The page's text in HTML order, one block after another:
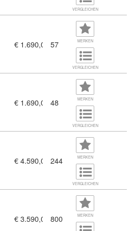
VERGLEICHEN
€ 1.690,00 57 MERKEN
VERGLEICHEN
€ 1.690,00 48 MERKEN
VERGLEICHEN
€ 4.590,00 244 MERKEN
VERGLEICHEN
€ 3.590,00 800 MERKEN